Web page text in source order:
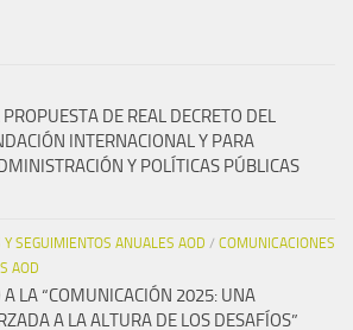
DE REAL DECRETO DEL
INTERNACIONAL Y PARA
Y POLÍTICAS PÚBLICAS
SEGUIMIENTOS ANUALES AOD / COMUNICACIONES
AOD
LA “COMUNICACIÓN 2025: UNA
A LA ALTURA DE LOS DESAFÍOS”